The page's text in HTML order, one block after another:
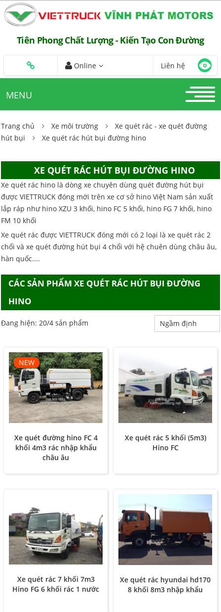
Tiên Phong Chất Lượng - Kiến Tạo Con Đường
Online Liên hệ
MENU
Trang chủ Xe môi trường
Xe quét rác - xe quét đường
hút bụi
Xe quét rác hút bụi đường hino
XE QUÉT RÁC HÚT BỤI ĐƯỜNG HINO
Xe quét rác hino là dòng xe chuyên dùng quét đường hút bụi
được VIETTRUCK đóng mới trên xe cơ sở hino Việt Nam sản xuất
lắp ráp như hino XZU 3 khối, hino FC 5 khối, hino FG 7 khối, hino
FM 10 khối
Xe quét rác được VIETTRUCK đóng mới có 2 loại là xe quét rác 2
chổi và xe quét đường hút bụi 4 chổi với hệ chuên dùng châu âu,
hàn quốc....
CÁC SẢN PHẨM XE QUÉT RÁC HÚT BỤI ĐƯỜNG
HINO
Đang hiện: 20/4 sản phẩm
NEW
Xe quét đường hino FC 4
khối 4m3 rác nhập khẩu
châu âu
Xe quét rác 5 khối (5m3)
Hino FC
Xe quét rác 7 khối 7m3
Hino FG 6 khối rác 1 nước
Xe quét rác hyundai hd170
8 khối 8m3 nhập khẩu